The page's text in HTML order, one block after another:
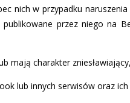
nich w przypadku
przez niego na
charakter
lub innych serwisów oraz